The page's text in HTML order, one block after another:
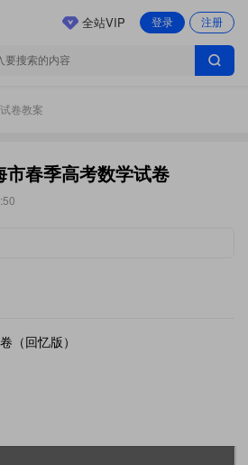
登录 注册
全站VIP
卷教案
春季高考数学试卷
（回忆版）